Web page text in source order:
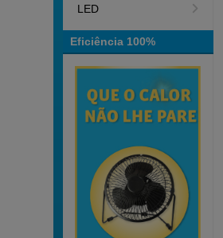
LED
Eficiência 100%